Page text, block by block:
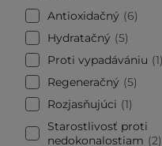
Antioxidačný
6
Hydratačný
5
Proti vypadávániu
1
Regeneračný
5
Rozjasňujúci
1
Starostlivosť proti
nedokonalostiam
2